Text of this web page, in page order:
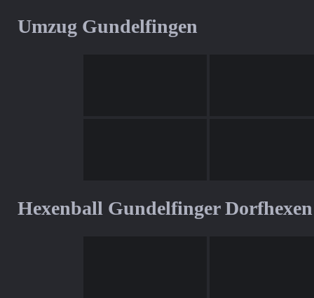
Umzug Gundelfingen
Hexenball Gundelfinger Dorfhexen